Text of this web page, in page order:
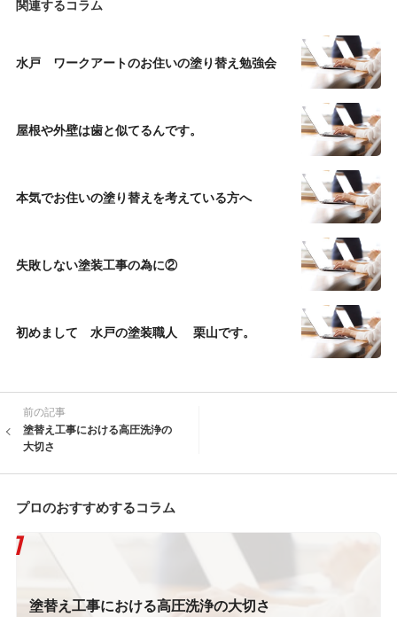
関連するコラム
水戸 ワークアートのお住いの塗り替え勉強会
屋根や外壁は歯と似てるんです。
本気でお住いの塗り替えを考えている方へ
失敗しない塗装工事の為に②
初めまして 水戸の塗装職人 栗山です。
前の記事
塗替え工事における高圧洗浄の
大切さ
プロのおすすめするコラム
塗替え工事における高圧洗浄の大切さ